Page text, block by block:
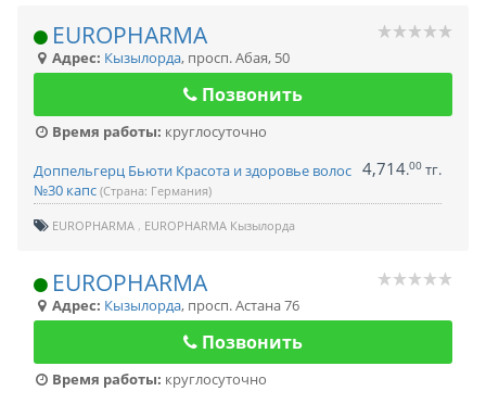
EUROPHARMA
Адрес: Кызылорда, просп. Абая, 50
Позвонить
Время работы: круглосуточно
Доппельгерц Бьюти Красота и здоровье волос
№30 капс (Страна: Германия)
4,714.00 тг.
EUROPHARMA EUROPHARMA Кызылорда
EUROPHARMA
Адрес: Кызылорда, просп. Астана 76
Позвонить
Время работы: круглосуточно